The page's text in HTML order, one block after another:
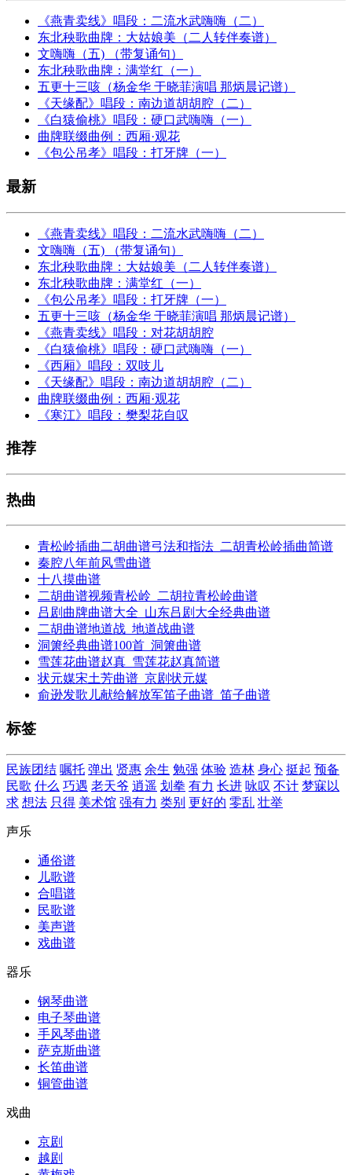
《燕青卖线》唱段：二流水武嗨嗨（二）
东北秧歌曲牌：大姑娘美（二人转伴奏谱）
文嗨嗨（五) （带复诵句）
东北秧歌曲牌：满堂红（一）
五更十三咳（杨金华 于晓菲演唱 那炳晨记谱）
《天缘配》唱段：南边道胡胡腔（二）
《白猿偷桃》唱段：硬口武嗨嗨（一）
曲牌联缀曲例：西厢·观花
《包公吊孝》唱段：打牙牌（一）
最新
《燕青卖线》唱段：二流水武嗨嗨（二）
文嗨嗨（五) （带复诵句）
东北秧歌曲牌：大姑娘美（二人转伴奏谱）
东北秧歌曲牌：满堂红（一）
《包公吊孝》唱段：打牙牌（一）
五更十三咳（杨金华 于晓菲演唱 那炳晨记谱）
《燕青卖线》唱段：对花胡胡腔
《白猿偷桃》唱段：硬口武嗨嗨（一）
《西厢》唱段：双吱儿
《天缘配》唱段：南边道胡胡腔（二）
曲牌联缀曲例：西厢·观花
《寒江》唱段：樊梨花自叹
推荐
热曲
青松岭插曲二胡曲谱弓法和指法_二胡青松岭插曲简谱
秦腔八年前风雪曲谱
十八摸曲谱
二胡曲谱视频青松岭_二胡拉青松岭曲谱
吕剧曲牌曲谱大全_山东吕剧大全经典曲谱
二胡曲谱地道战_地道战曲谱
洞箫经典曲谱100首_洞箫曲谱
雪莲花曲谱赵真_雪莲花赵真简谱
状元媒宋土芳曲谱_京剧状元媒
俞逊发歌儿献给解放军笛子曲谱_笛子曲谱
标签
民族团结 嘱托 弹出 贤惠 余生 勉强 体验 造林 身心 挺起 预备
民歌 什么 巧遇 老天爷 逍遥 划拳 有力 长进 咏叹 不计 梦寐以
求 想法 只得 美术馆 强有力 类别 更好的 零乱 壮举
声乐
通俗谱
儿歌谱
合唱谱
民歌谱
美声谱
戏曲谱
器乐
钢琴曲谱
电子琴曲谱
手风琴曲谱
萨克斯曲谱
长笛曲谱
铜管曲谱
戏曲
京剧
越剧